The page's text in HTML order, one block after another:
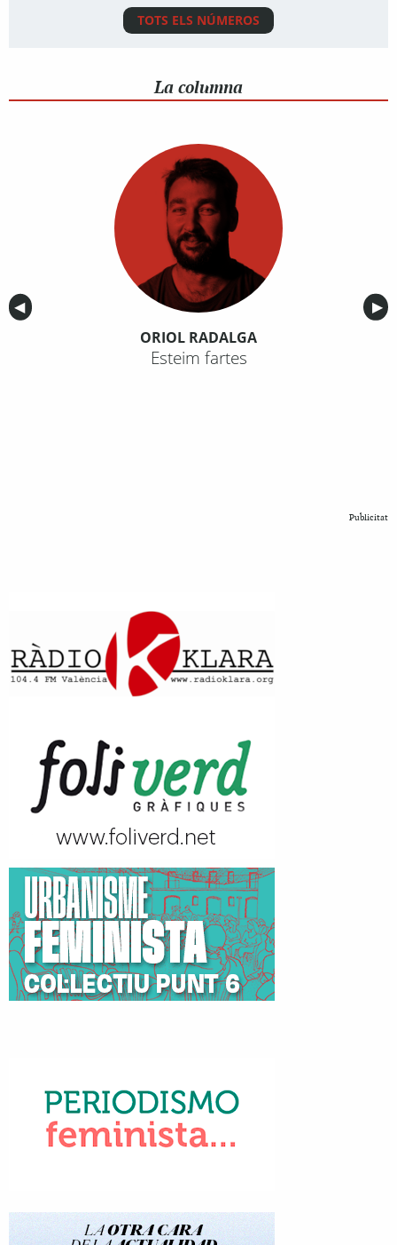
TOTS ELS NÚMEROS
La columna
Anterior
◀︎ ▶︎
ORIOL RADALGA
Esteim fartes
Publicitat